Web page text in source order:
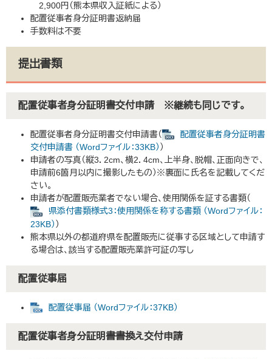
2,900円（熊本県収入証紙による）
配置従事者身分証明書返納届
手数料は不要
提出書類
配置従事者身分証明書交付申請 ※継続も同じです。
配置従事者身分証明書交付申請書（
配置従事者身分証明書
交付申請書 （Wordファイル：33KB） ）
申請者の写真（縦3．2cm、横2．4cm、上半身、脱帽、正面向きで、
申請前6箇月以内に撮影したもの）※裏面に氏名を記載してくだ
さい。
申請者が配置販売業者でない場合、使用関係を証する書類（
県添付書類様式3：使用関係を称する書類 （Wordファイル：
23KB） ）
熊本県以外の都道府県を配置販売に従事する区域として申請す
る場合は、該当する配置販売業許可証の写し
配置従事届
配置従事届 （Wordファイル：37KB）
配置従事者身分証明書書換え交付申請